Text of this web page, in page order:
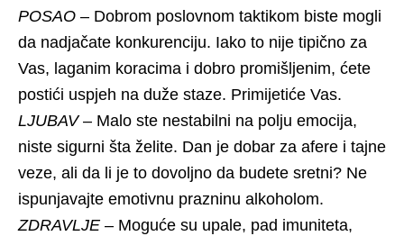
POSAO – Dobrom poslovnom taktikom biste mogli
da nadjačate konkurenciju. Iako to nije tipično za
Vas, laganim koracima i dobro promišljenim, ćete
postići uspjeh na duže staze. Primijetiće Vas.
LJUBAV– Malo ste nestabilni na polju emocija,
niste sigurni šta želite. Dan je dobar za afere i tajne
veze, ali da li je to dovoljno da budete sretni? Ne
ispunjavajte emotivnu prazninu alkoholom.
ZDRAVLJE – Moguće su upale, pad imuniteta,